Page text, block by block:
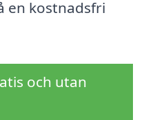
en kostnadsfri
och utan